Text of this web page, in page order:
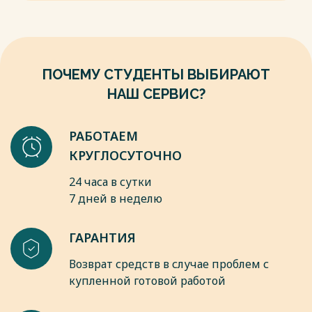
на конкурентную борьбу, наблюдение и адаптация к
Ориентиром стратегии управления являются долгосрочные
перспективы. Система построения управления являются,
работники, информационные системы и рынки.
Весь текст будет доступен
вузов.-М.:ЮНИТИ-ДАНА,2002.-240с.
Весь текст будет доступенпосле покупки
ПОЧЕМУ СТУДЕНТЫ ВЫБИРАЮТ
НАШ СЕРВИС?
РАБОТАЕМ
КРУГЛОСУТОЧНО
24 часа в сутки
7 дней в неделю
ГАРАНТИЯ
Возврат средств в случае проблем с
купленной готовой работой